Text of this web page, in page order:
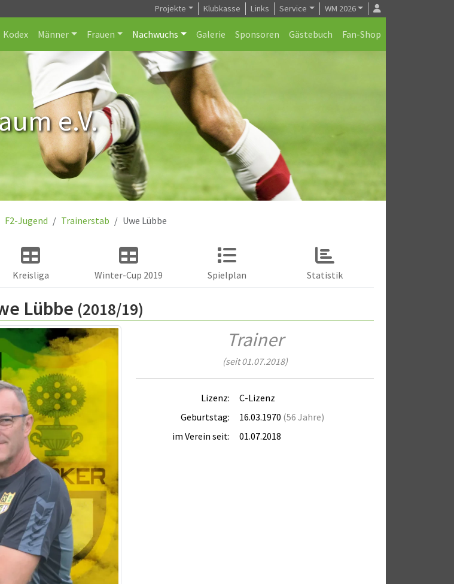
Projekte Klubkasse Links Service WM 2026
Kodex Männer Frauen Nachwuchs Galerie Sponsoren Gästebuch Fan-Shop
e.V.
F2-Jugend Trainerstab Uwe Lübbe
Kreisliga Winter-Cup 2019 Spielplan Statistik
Lübbe (2018/19)
Trainer
(seit 01.07.2018)
Lizenz:
C-Lizenz
Geburtstag:
16.03.1970 (56 Jahre)
im Verein seit:
01.07.2018